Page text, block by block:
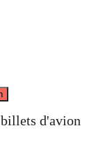
d'avion